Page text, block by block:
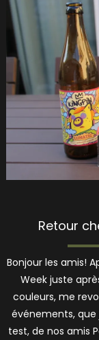
Retour
Bonjour les amis!
Week juste
couleurs, me
événements, que
test, de nos amis